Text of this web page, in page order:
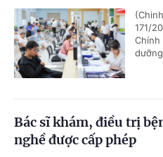
171/
Chính
Bác sĩ khám, điều trị
nghề được cấp phép